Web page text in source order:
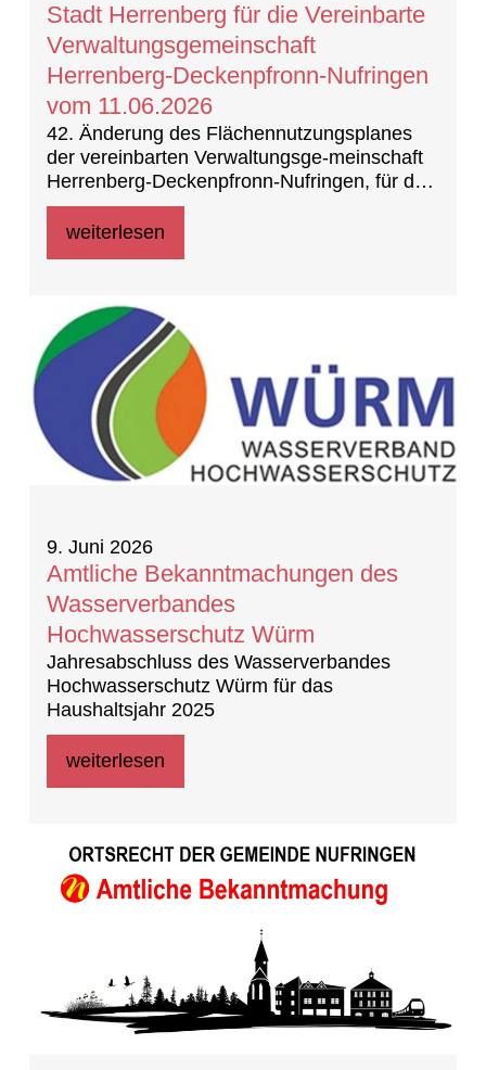
Stadt Herrenberg für die Vereinbarte
Verwaltungsgemeinschaft
Herrenberg-Deckenpfronn-Nufringen
vom 11.06.2026
42. Änderung des Flächennutzungsplanes
der vereinbarten Verwaltungsge-meinschaft
Herrenberg-Deckenpfronn-Nufringen, für den
Bereich „Südumfah-rung Gültstein, 1.
Teiländerung Nebringer Straße 82.11/1“ in
Unterrichtung der Öffentlichkeit
weiterlesen
9. Juni 2026
Amtliche Bekanntmachungen des
Wasserverbandes
Hochwasserschutz Würm
Jahresabschluss des Wasserverbandes
Hochwasserschutz Würm für das
Haushaltsjahr 2025
weiterlesen